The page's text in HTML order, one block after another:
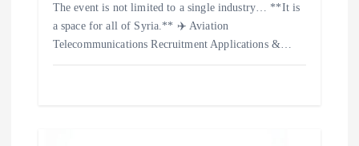
The event is not limited to a single industry… **It is
a space for all of Syria.** ✈️ Aviation
Telecommunications Recruitment Applications &…